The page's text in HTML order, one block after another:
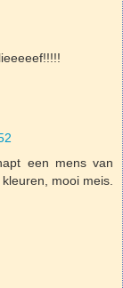
een mens van
mooi meis.